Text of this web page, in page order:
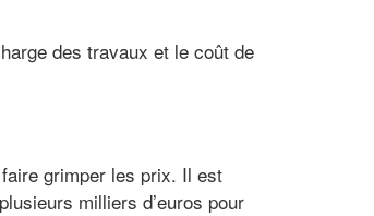
des travaux et le coût de
grimper les prix. Il est
milliers d’euros pour